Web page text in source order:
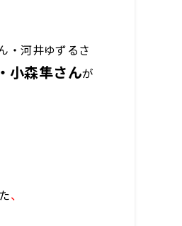
・河井ゆずるさ
・ 小森隼さんが
、